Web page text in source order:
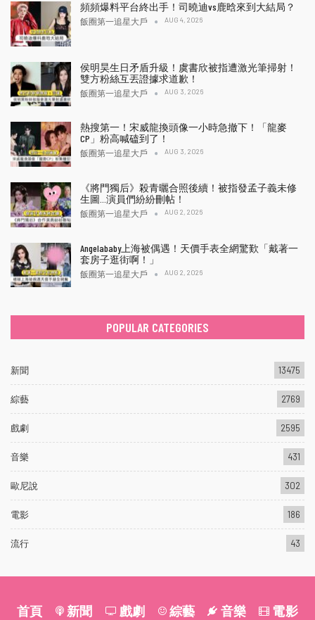
頻頻爆料平台終出手！司曉迪vs鹿晗來到大結局？
飯圈第一追星大戶 AUG 4, 2026
侯明昊生日矛盾升級！虞書欣被指遭激光筆掃射！
雙方粉絲互丟證據求道歉！
飯圈第一追星大戶 AUG 3, 2026
熱搜第一！宋威龍換頭像一小時急撤下！「龍麥
CP」粉高喊磕到了！
飯圈第一追星大戶 AUG 3, 2026
《將門獨后》殺青曬合照後續！被指發孟子義未修
生圖…演員們紛紛刪帖！
飯圈第一追星大戶 AUG 2, 2026
Angelababy上海被偶遇！天價手表全網驚歎「戴著一
套房子逛街啊！」
飯圈第一追星大戶 AUG 2, 2026
POPULAR CATEGORIES
新聞 13475
綜藝 2769
戲劇 2595
音樂 431
歐尼說 302
電影 186
流行 43
首頁 新聞 戲劇 綜藝 音樂 電影